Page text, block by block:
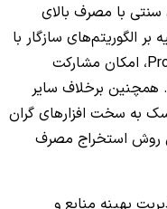
با مصرف بالای
الگوریتم‌های سازگار با
محیط زیست همچون Proof of Capacity، امکان مشارکت
همچنین برخلاف سایر
به سخت افزارهای گران
روش استخراج مصرف
بهینه منابع و